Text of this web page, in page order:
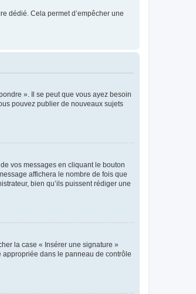
dédié. Cela permet d’empêcher une
». Il se peut que vous ayez besoin
pouvez publier de nouveaux sujets
vos messages en cliquant le bouton
affichera le nombre de fois que
bien qu’ils puissent rédiger une
la case « Insérer une signature »
appropriée dans le panneau de contrôle